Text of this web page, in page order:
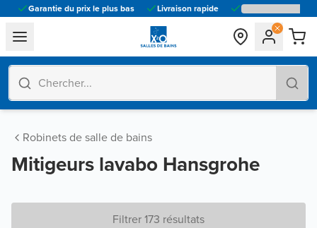
Garantie du prix le plus bas Livraison rapide
general.navigation.toggle_menu.label
Robinets de salle de bains
Mitigeurs lavabo Hansgrohe
Filtrer 173 résultats